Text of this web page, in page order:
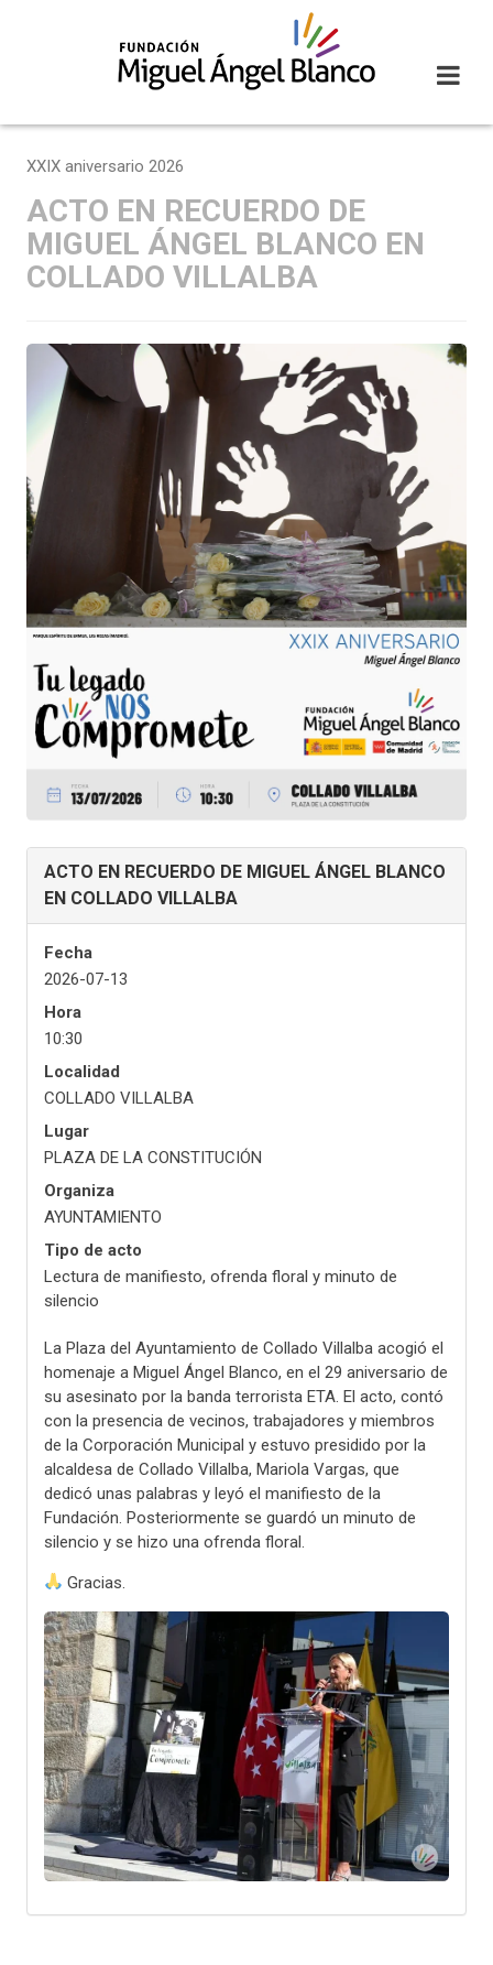
XXIX aniversario 2026
ACTO EN RECUERDO DE
MIGUEL ÁNGEL BLANCO EN
COLLADO VILLALBA
ACTO EN RECUERDO DE MIGUEL ÁNGEL BLANCO
EN COLLADO VILLALBA
Fecha
2026-07-13
Hora
10:30
Localidad
COLLADO VILLALBA
Lugar
PLAZA DE LA CONSTITUCIÓN
Organiza
AYUNTAMIENTO
Tipo de acto
Lectura de manifiesto, ofrenda floral y minuto de
silencio
La Plaza del Ayuntamiento de Collado Villalba acogió el
homenaje a Miguel Ángel Blanco, en el 29 aniversario de
su asesinato por la banda terrorista ETA. El acto, contó
con la presencia de vecinos, trabajadores y miembros
de la Corporación Municipal y estuvo presidido por la
alcaldesa de Collado Villalba, Mariola Vargas, que
dedicó unas palabras y leyó el manifiesto de la
Fundación. Posteriormente se guardó un minuto de
silencio y se hizo una ofrenda floral.
Gracias.